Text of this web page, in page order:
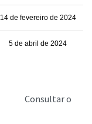
14 de fevereiro de 2024
5 de abril de 2024
Consultar o